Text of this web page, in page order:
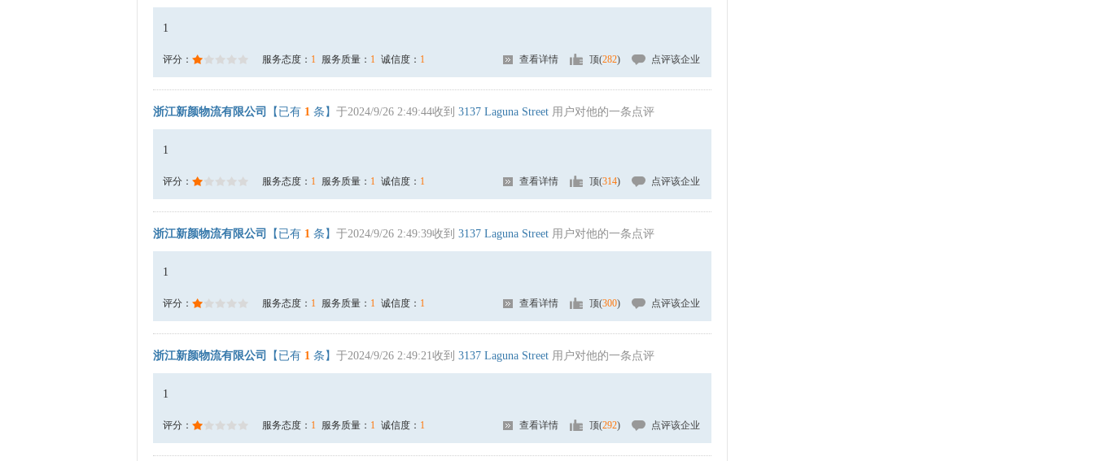
1
评分： 服务态度： 1 服务质量： 1 诚信度： 1 查看详情 顶(282) 点评该企业
浙江新颜物流有限公司 【已有 1 条】 于2024/9/26 2:49:44收到 3137 Laguna Street 用户对他的一条点评
1
评分： 服务态度： 1 服务质量： 1 诚信度： 1 查看详情 顶(314) 点评该企业
浙江新颜物流有限公司 【已有 1 条】 于2024/9/26 2:49:39收到 3137 Laguna Street 用户对他的一条点评
1
评分： 服务态度： 1 服务质量： 1 诚信度： 1 查看详情 顶(300) 点评该企业
浙江新颜物流有限公司 【已有 1 条】 于2024/9/26 2:49:21收到 3137 Laguna Street 用户对他的一条点评
1
评分： 服务态度： 1 服务质量： 1 诚信度： 1 查看详情 顶(292) 点评该企业